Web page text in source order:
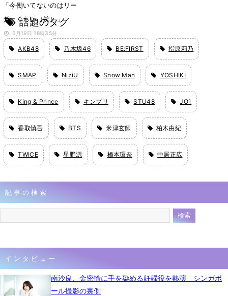
「今働いてないのはリー
ダーくらい（笑）」
5月19日 18時35分
話題のタグ
AKB48 乃木坂46 BE:FIRST 指原莉乃
SMAP NiziU Snow Man YOSHIKI
King & Prince キンプリ STU48 JO1
香取慎吾 BTS 米津玄師 柏木由紀
TWICE 星野源 橋本環奈 中居正広
記事の検索
インタビュー
南沙良、金密輸に手を染める妊婦役を熱演 シンガポ
ール撮影の裏側